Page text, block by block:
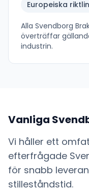
Europeiska
Alla Svendborg
överträffar
industrin.
Vanliga
Vi håller ett
efterfrågade
för snabb
stilleståndstid.